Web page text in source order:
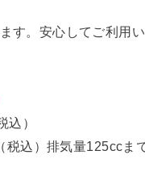
す。安心してご利用
）
込）排気量125ccま